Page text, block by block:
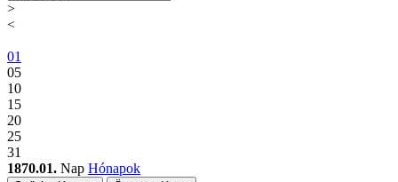
>
<
01
05
10
15
20
25
31
1870.01. Nap Hónapok